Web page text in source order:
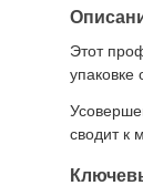
Этот
сводит к